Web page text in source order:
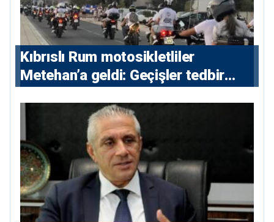
Kıbrıslı Rum motosikletliler
Metehan’a geldi: Geçişler tedbir